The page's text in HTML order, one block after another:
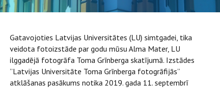
Gatavojoties Latvijas Universitātes (LU) simtgadei, tika
veidota fotoizstāde par godu mūsu Alma Mater, LU
ilggadējā fotogrāfa Toma Grīnberga skatījumā. Izstādes
”Latvijas Universitāte Toma Grīnberga fotogrāfijās’’
atklāšanas pasākums notika 2019. gada 11. septembrī